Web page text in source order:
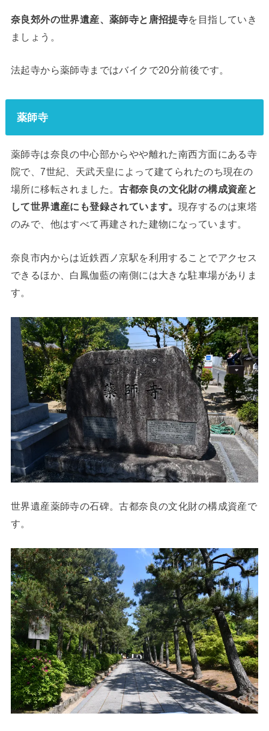
奈良郊外の世界遺産、薬師寺と唐招提寺を目指していき
ましょう。
法起寺から薬師寺まではバイクで20分前後です。
薬師寺
薬師寺は奈良の中心部からやや離れた南西方面にある寺
院で、7世紀、天武天皇によって建てられたのち現在の
場所に移転されました。古都奈良の文化財の構成資産と
して世界遺産にも登録されています。 現存するのは東塔
のみで、他はすべて再建された建物になっています。
奈良市内からは近鉄西ノ京駅を利用することでアクセス
できるほか、白鳳伽藍の南側には大きな駐車場がありま
す。
世界遺産薬師寺の石碑。古都奈良の文化財の構成資産で
す。